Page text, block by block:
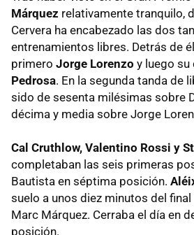
Márquez relativamente tranquilo,
Cervera ha encabezado las dos
entrenamientos libres. Detrás de
primero Jorge Lorenzo y luego su
Pedrosa. En la segunda tanda de
sido de sesenta milésimas sobre
décima y media sobre Jorge
Cal Cruthlow, Valentino Rossi y
completaban las seis primeras
Bautista en séptima posición.
suelo a unos diez minutos del
Marc Márquez. Cerraba el día en
posición.